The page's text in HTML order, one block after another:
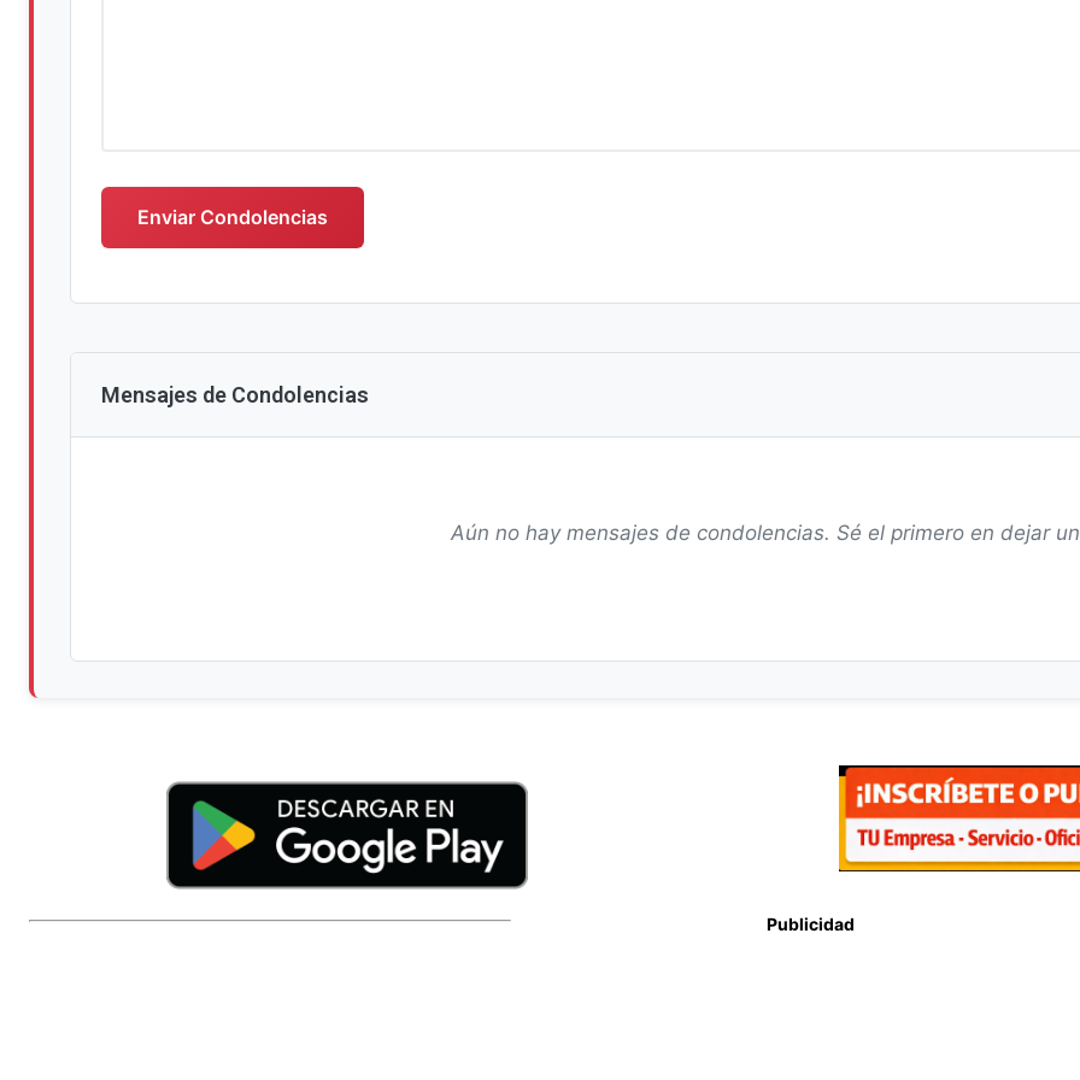
Enviar Condolencias
Mensajes de Condolencias
Aún no hay mensajes de condolencias. Sé el primero en dejar
Publicidad